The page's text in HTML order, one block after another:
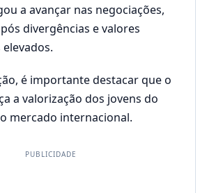
a avançar nas negociações,
divergências e valores
é importante destacar que o
a valorização dos jovens do
mercado internacional.
PUBLICIDADE